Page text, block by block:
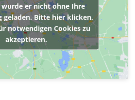
wurde er nicht ohne Ihre
geladen. Bitte hier klicken,
notwendigen Cookies zu
akzeptieren.